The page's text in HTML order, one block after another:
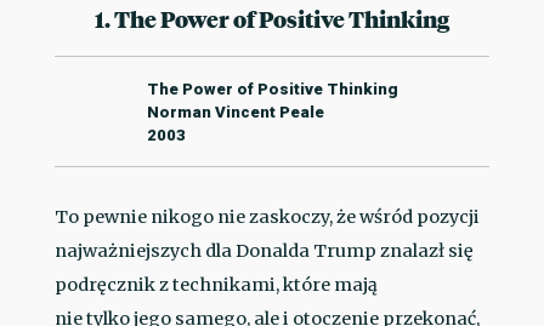
1. The Power of Positive Thinking
The Power of Positive Thinking
Norman Vincent Peale
2003
To pewnie nikogo nie zaskoczy, że wśród pozycji
najważniejszych dla Donalda Trump znalazł się
podręcznik z technikami, które mają
nie tylko jego samego, ale i otoczenie przekonać,